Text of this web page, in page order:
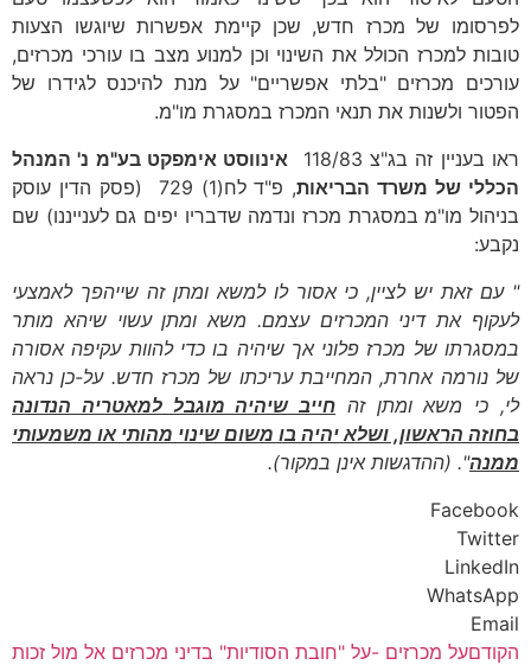
לפרסומו של מכרז חדש, שכן קיימת אפשרות שיוגשו הצעות
טובות למכרז הכולל את השינוי וכן למנוע מצב בו עורכי מכרזים,
עורכים מכרזים "בלתי אפשריים" על מנת להיכנס לגידרו של
הפטור ולשנות את תנאי המכרז במסגרת מו"מ.
ראו בעניין זה בג"צ 118/83
אינווסט אימפקט בע"מ נ' המנהל
הכללי של משרד הבריאות
, פ"ד לח(1) 729 (פסק הדין עוסק
בניהול מו"מ במסגרת מכרז ונדמה שדבריו יפים גם לענייננו) שם
נקבע:
" עם זאת יש לציין, כי אסור לו למשא ומתן זה שייהפך לאמצעי
לעקוף את דיני המכרזים עצמם. משא ומתן עשוי שיהא מותר
במסגרתו של מכרז פלוני אך שיהיה בו כדי להוות עקיפה אסורה
של נורמה אחרת, המחייבת עריכתו של מכרז חדש. על-כן נראה
לי, כי משא ומתן זה חייב שיהיה מוגבל למאטריה הנדונה
בחוזה הראשון, ושלא יהיה בו משום שינוי מהותי או משמעותי
ממנה". (ההדגשות אינן במקור).
Facebook
Twitter
LinkedIn
WhatsApp
Email
הקודםעל מכרזים -על "חובת הסודיות" בדיני מכרזים אל מול זכות